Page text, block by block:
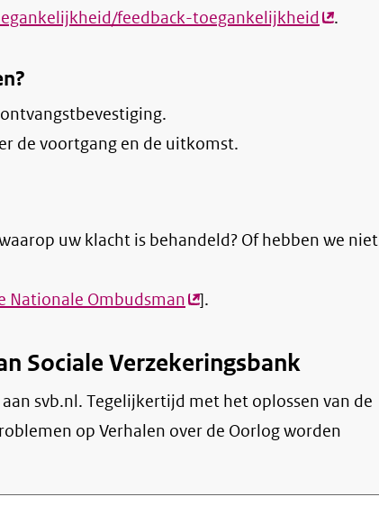
feedback-toegankelijkheid(externe
.
de voortgang en de uitkomst.
uw klacht is behandeld? Of hebben we niet
Nationale Ombudsman(externe
].
Sociale Verzekeringsbank
svb.nl. Tegelijkertijd met het oplossen van de
op Verhalen over de Oorlog worden